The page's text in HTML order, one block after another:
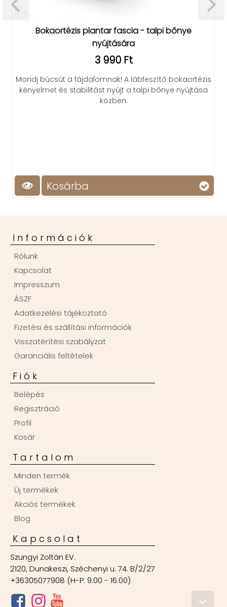
Bokaortézis plantar fascia - talpi bőnye
nyújtására
3 990 Ft
Mondj búcsút a fájdalomnak! A lábfeszítő bokaortézis
kényelmet és stabilitást nyújt a talpi bőnye nyújtása
közben.
Kosárba
Információk
Rólunk
Kapcsolat
Impresszum
ÁSZF
Adatkezelési tájékoztató
Fizetési és szállítási információk
Visszatérítési szabályzat
Garanciális feltételek
Fiók
Belépés
Regisztráció
Profil
Kosár
Tartalom
Minden termék
Új termékek
Akciós termékek
Blog
Kapcsolat
Szungyi Zoltán EV.
2120, Dunakeszi, Széchenyi u. 74. B/2/27
+36305077908 (H-P: 9.00 - 16.00)